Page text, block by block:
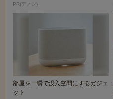
PR(デノン)
部屋を一瞬で没入空間にするガジェ
ット